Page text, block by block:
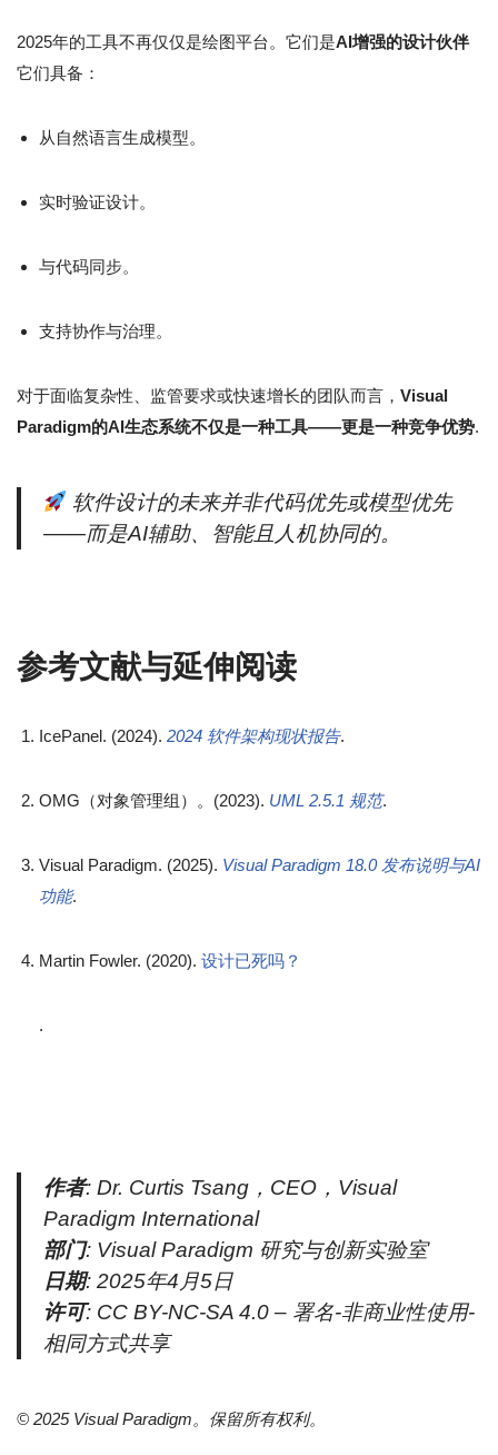
2025年的工具不再仅仅是绘图平台。它们是AI增强的设计伙伴
它们具备：
从自然语言生成模型。
实时验证设计。
与代码同步。
支持协作与治理。
对于面临复杂性、监管要求或快速增长的团队而言， Visual
Paradigm的AI生态系统不仅是一种工具——更是一种竞争优势.
软件设计的未来并非代码优先或模型优先
——而是AI辅助、智能且人机协同的。
参考文献与延伸阅读
IcePanel. (2024). 2024 软件架构现状报告.
OMG（对象管理组）。(2023). UML 2.5.1 规范.
Visual Paradigm. (2025). Visual Paradigm 18.0 发布说明与AI
功能.
Martin Fowler. (2020). 设计已死吗？
.
作者: Dr. Curtis Tsang，CEO，Visual
Paradigm International
部门: Visual Paradigm 研究与创新实验室
日期: 2025年4月5日
许可: CC BY-NC-SA 4.0 – 署名-非商业性使用-
相同方式共享
© 2025 Visual Paradigm。保留所有权利。